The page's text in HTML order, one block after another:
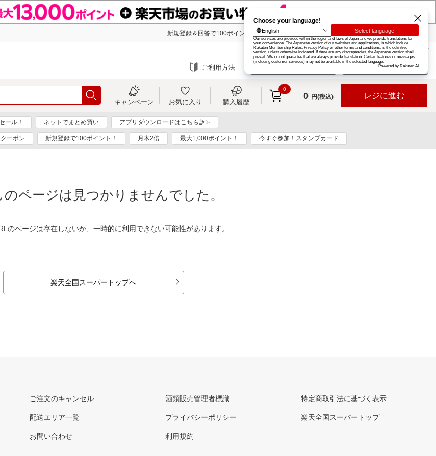
新規登録＆回答で100ポイント! 楽天グループ カード
お知らせ ヘルプ
ご利用方法 ログイン
キャンペーン お気に入り 購入履歴
0
0 円(税込) レジに進む
ール！ ネットでまとめ買い アプリダウンロードはこちら🤳✨
ーポン 新規登録で100ポイント！ 月木2倍 最大1,000ポイント！ 今すぐ参加！スタンプカード
のページは見つかりませんでした。
のページは存在しないか、一時的に利用できない可能性があります。
楽天全国スーパートップへ
ご注文のキャンセル
配送エリア一覧
お問い合わせ
酒類販売管理者標識
プライバシーポリシー
利用規約
特定商取引法に基づく表示
楽天全国スーパートップ